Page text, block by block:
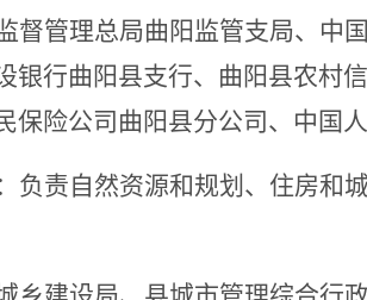
督管理总局曲阳监管支局、 中
行曲阳县支行、曲阳县农村
险公司曲阳县分公司、中国
负责自然资源和规划 、 住房和